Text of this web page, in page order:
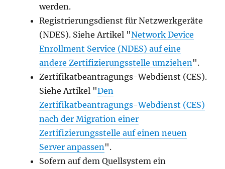
werden.
Registrierungsdienst für Netzwerkgeräte
(NDES). Siehe Artikel "Network Device
Enrollment Service (NDES) auf eine
andere Zertifizierungsstelle umziehen ".
Zertifikatbeantragungs-Webdienst (CES).
Siehe Artikel "Den
Zertifikatbeantragungs-Webdienst (CES)
nach der Migration einer
Zertifizierungsstelle auf einen neuen
Server anpassen ".
Sofern auf dem Quellsystem ein